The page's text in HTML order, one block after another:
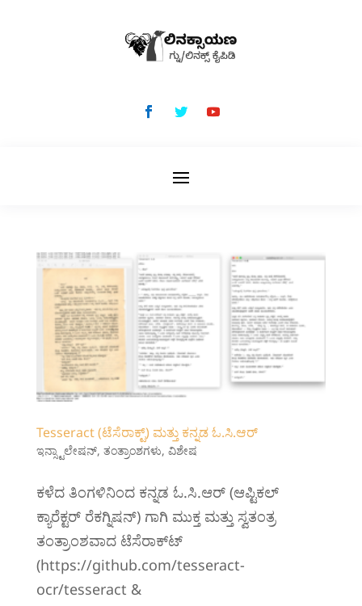
Tesseract (ಟೆಸೆರಾಕ್ಟ್) ಮತ್ತು ಕನ್ನಡ ಓ.ಸಿ.‌ಆರ್
ಇನ್ಸ್ಟಾಲೇಷನ್, ತಂತ್ರಾಂಶಗಳು, ವಿಶೇಷ
‍‍‍‍‍ಕಳೆದ ತಿಂಗಳಿನಿಂದ ಕನ್ನಡ ಓ.ಸಿ.‌ಆರ್ (ಆಪ್ಟಿಕಲ್
ಕ್ಯಾರೆಕ್ಟರ್ ರೆಕಗ್ನಿಷನ್) ಗಾಗಿ ಮುಕ್ತ ಮತ್ತು ಸ್ವತಂತ್ರ
ತಂತ್ರಾಂಶವಾದ ಟೆಸೆ‍ರಾಕ್ಟ್‍
(https://github.com/tesseract-
ocr/tesseract &